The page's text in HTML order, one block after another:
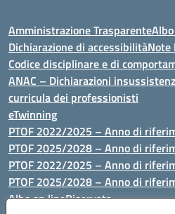
Amministrazione Trasparente
Dichiarazione di accessibilitàNote
Codice disciplinare e di
ANAC – Dichiarazioni
curricula dei professionisti
eTwinning
PTOF 2022/2025 – Anno di
PTOF 2025/2028 – Anno di
PTOF 2022/2025 – Anno di
PTOF 2025/2028 – Anno di
Albo on lineRiservata